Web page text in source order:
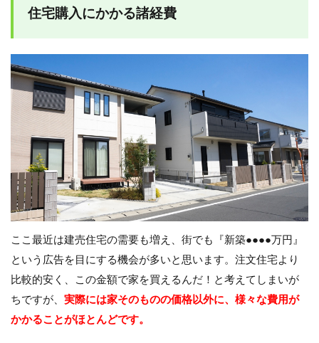
住宅購入にかかる諸経費
ここ最近は建売住宅の需要も増え、街でも『新築●●●●万円』
という広告を目にする機会が多いと思います。注文住宅より
比較的安く、この金額で家を買えるんだ！と考えてしまいが
ちですが、 実際には家そのものの価格以外に、様々な費用が
かかることがほとんどです。